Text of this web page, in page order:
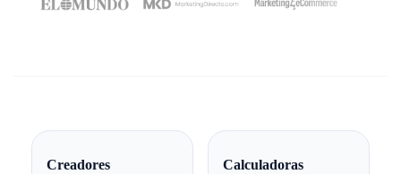
Creadores Calculadoras